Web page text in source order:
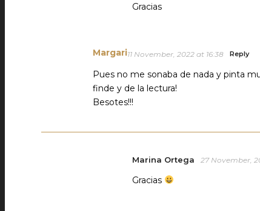
Gracias
Margari11 November, 2022 at 16:38 Reply
Pues no me sonaba de nada y pinta
finde y de la lectura!
Besotes!!!
Marina Ortega 27 November,
Gracias